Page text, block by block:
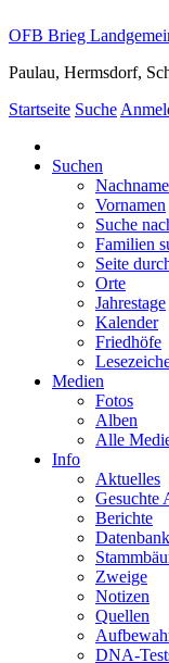
OFB Brieg
Paulau, Hermsdorf,
Startseite Suche
Suchen
Vornamen
Suche
Familien
Seite
Orte
Jahrestage
Kalender
Friedhöfe
Medien
Fotos
Alben
Alle
Info
Aktuelles
Gesuchte
Berichte
Zweige
Notizen
Quellen
DNA-